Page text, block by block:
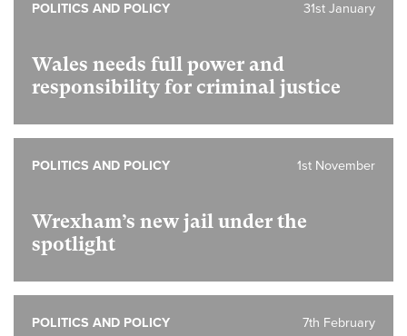
Wales needs full power and
responsibility for criminal justice
31st January
POLITICS AND POLICY
Wrexham’s new jail under the
spotlight
1st November
POLITICS AND POLICY
7th February
POLITICS AND POLICY